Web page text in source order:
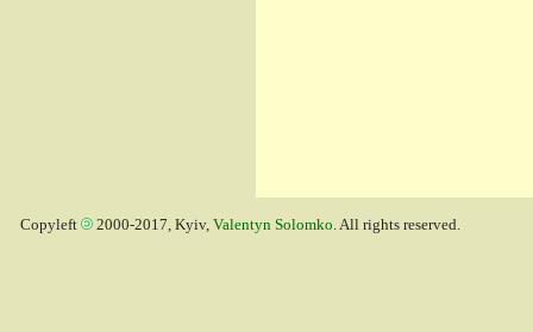
Copyleft 2000-2017, Kyiv, Valentyn Solomko. All rights reserved.